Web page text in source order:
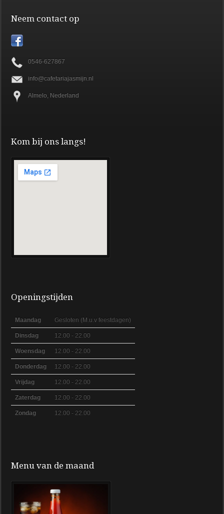
Neem contact op
0546-627867
info@cafetariajasmijn.nl
Almelo, Nederland
Kom bij ons langs!
Openingstijden
Maandag Gesloten (M.u.v feestdagen)
Dinsdag 12.00 - 22.00
Woensdag 12.00 - 22.00
Donderdag 12.00 - 22.00
Vrijdag 12.00 - 22.00
Zaterdag 12.00 - 22.00
Zondag 12.00 - 22.00
Menu van de maand